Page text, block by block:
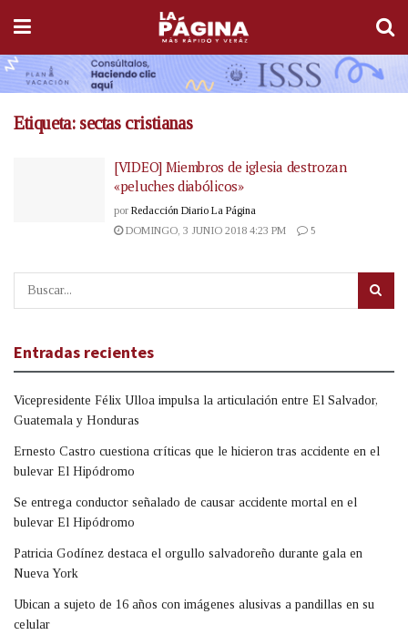
Etiqueta: sectas cristianas
[VIDEO] Miembros de iglesia destrozan
«peluches diabólicos»
por Redacción Diario La Página
DOMINGO, 3 JUNIO 2018 4:23 PM
5
Entradas recientes
Vicepresidente Félix Ulloa impulsa la articulación entre El Salvador,
Guatemala y Honduras
Ernesto Castro cuestiona críticas que le hicieron tras accidente en el
bulevar El Hipódromo
Se entrega conductor señalado de causar accidente mortal en el
bulevar El Hipódromo
Patricia Godínez destaca el orgullo salvadoreño durante gala en
Nueva York
Ubican a sujeto de 16 años con imágenes alusivas a pandillas en su
celular